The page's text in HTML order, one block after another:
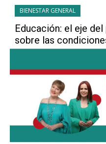
BIENESTAR GENERAL
Educación: el eje
sobre las